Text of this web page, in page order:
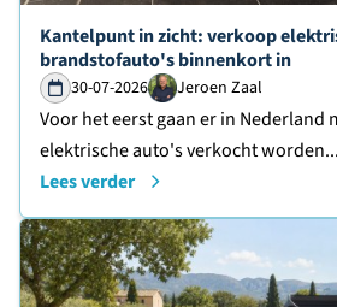
Lees verder over
Kantelpunt in zicht: verkoop
brandstofauto's binnenkort in
30-07-2026 Jeroen Zaal
Voor het eerst gaan er in Nederland
elektrische auto's verkocht worden...
Lees verder